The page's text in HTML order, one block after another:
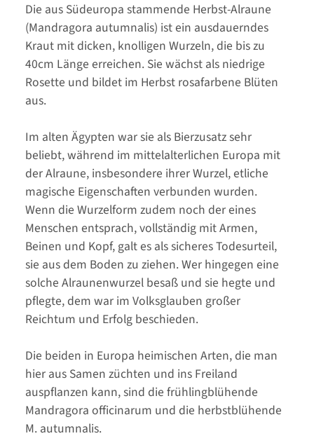
Die aus Südeuropa stammende Herbst-Alraune
(Mandragora autumnalis) ist ein ausdauerndes
Kraut mit dicken, knolligen Wurzeln, die bis zu
40cm Länge erreichen. Sie wächst als niedrige
Rosette und bildet im Herbst rosafarbene Blüten
aus.
Im alten Ägypten war sie als Bierzusatz sehr
beliebt, während im mittelalterlichen Europa mit
der Alraune, insbesondere ihrer Wurzel, etliche
magische Eigenschaften verbunden wurden.
Wenn die Wurzelform zudem noch der eines
Menschen entsprach, vollständig mit Armen,
Beinen und Kopf, galt es als sicheres Todesurteil,
sie aus dem Boden zu ziehen. Wer hingegen eine
solche Alraunenwurzel besaß und sie hegte und
pflegte, dem war im Volksglauben großer
Reichtum und Erfolg beschieden.
Die beiden in Europa heimischen Arten, die man
hier aus Samen züchten und ins Freiland
auspflanzen kann, sind die frühlingblühende
Mandragora officinarum und die herbstblühende
M. autumnalis.